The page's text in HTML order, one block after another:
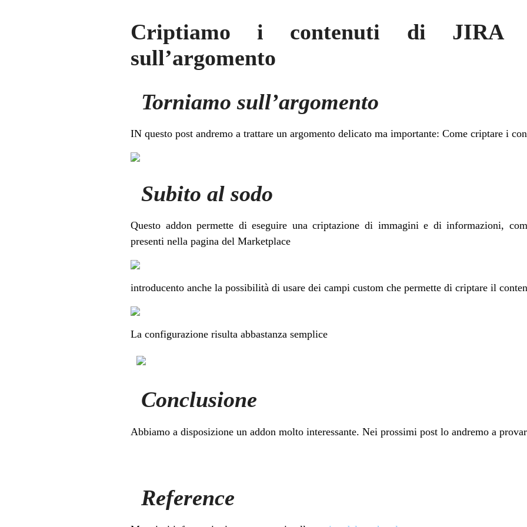
Criptiamo i contenuti di JIRA
sull’argomento
Torniamo sull’argomento
IN questo post andremo a trattare un argomento delicato ma importante: Come criptare i
Subito al sodo
Questo addon permette di eseguire una criptazione di immagini e di informazioni,
presenti nella pagina del Marketplace
introducento anche la possibilità di usare dei campi custom che permette di criptare il
La configurazione risulta abbastanza semplice
Conclusione
Abbiamo a disposizione un addon molto interessante. Nei prossimi post lo andremo a
Reference